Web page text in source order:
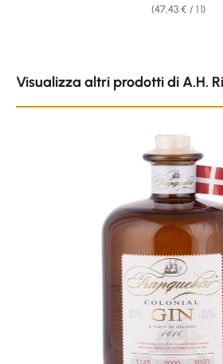
(47,43 € / 1 l)
Visualizza altri prodotti di A.H.